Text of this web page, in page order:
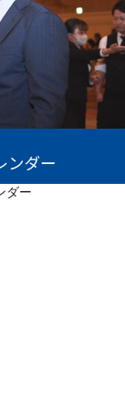
ダー